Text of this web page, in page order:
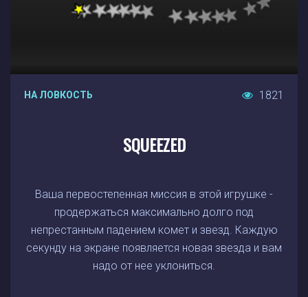
НА ЛОВКОСТЬ 1821
SQUEEZED
Ваша первостепенная миссия в этой игрушке -
продержаться максимально долго под
непрестанным падением комет и звезд. Каждую
секунду на экране появляется новая звезда и вам
надо от нее уклониться.